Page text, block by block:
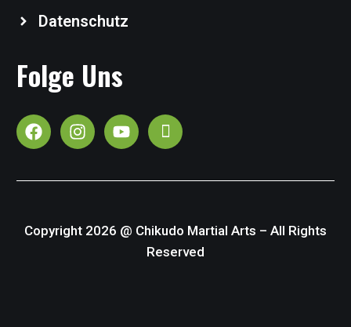
Datenschutz
Folge Uns
Copyright 2026 @ Chikudo Martial Arts – All Rights
Reserved